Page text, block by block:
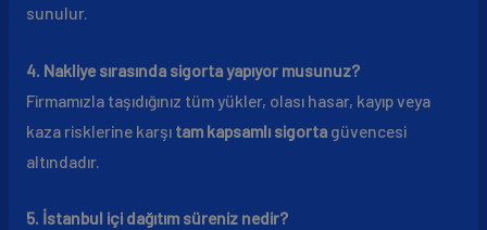
sunulur.
4. Nakliye sırasında sigorta yapıyor musunuz?
Firmamızla taşıdığınız tüm yükler, olası hasar, kayıp veya
kaza risklerine karşı tam kapsamlı sigortagüvencesi
altındadır.
5. İstanbul içi dağıtım süreniz nedir?